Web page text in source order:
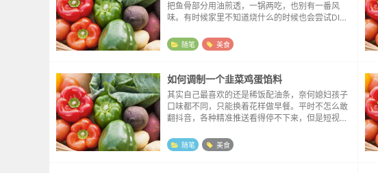
把鱼骨部分用油煎透，一锅两吃，也别有一番风
味。有时候家里不知道烧什么的时候也会尝试DIY
包来腌制，做出来的鱼片往往觉得不够滑嫩。偶尔
有一次买了一包...
随笔 美食
如何调制一个韭菜鸡蛋馅料
其实自己最喜欢的还是稀饭配油条，奈何媳妇孩子
口味都不同，只能换着花样做早餐。平时不怎么敢
翻抖音，各种精准推送看得停不下来，但是短视频
熟，成品还美观。做包子尝试了很多次了，一直都
是肉馅裹上一点小...
随笔 美食